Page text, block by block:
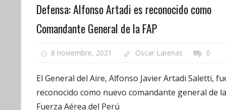
Defensa: Alfonso Artadi es reconocido como
Comandante General de la FAP
8 noviembre, 2021 Oscar Larenas 0
El General del Aire, Alfonso Javier Artadi Saletti,
reconocido como nuevo comandante general de la
Fuerza Aérea del Perú